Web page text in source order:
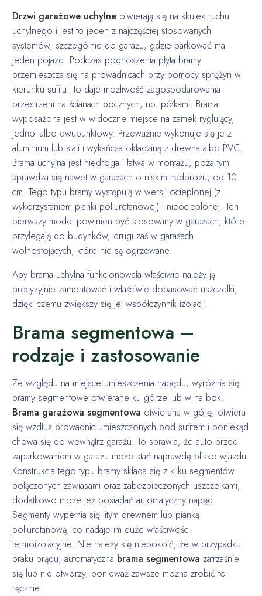
Drzwi garażowe uchylne otwierają się na skutek ruchu
uchylnego i jest to jeden z najczęściej stosowanych
systemów, szczególnie do garażu, gdzie parkować ma
jeden pojazd. Podczas podnoszenia płyta bramy
przemieszcza się na prowadnicach przy pomocy sprężyn w
kierunku sufitu. To daje możliwość zagospodarowania
przestrzeni na ścianach bocznych, np. półkami. Brama
wyposażona jest w widoczne miejsce na zamek ryglujący,
jedno- albo dwupunktowy. Przeważnie wykonuje się je z
aluminium lub stali i wykańcza okładziną z drewna albo PVC.
Brama uchylna jest niedroga i łatwa w montażu, poza tym
sprawdza się nawet w garażach o niskim nadprożu, od 10
cm. Tego typu bramy występują w wersji ocieplonej (z
wykorzystaniem pianki poliuretanowej) i nieocieplonej. Ten
pierwszy model powinien być stosowany w garażach, które
przylegają do budynków, drugi zaś w garażach
wolnostojących, które nie są ogrzewane.
Aby brama uchylna funkcjonowała właściwie należy ją
precyzyjnie zamontować i właściwie dopasować uszczelki,
dzięki czemu zwiększy się jej współczynnik izolacji.
Brama segmentowa –
rodzaje i zastosowanie
Ze względu na miejsce umieszczenia napędu, wyróżnia się
bramy segmentowe otwierane ku górze lub w na bok.
Brama garażowa segmentowa otwierana w górę, otwiera
się wzdłuż prowadnic umieszczonych pod sufitem i poniekąd
chowa się do wewnątrz garażu. To sprawia, że auto przed
zaparkowaniem w garażu może stać naprawdę blisko wjazdu.
Konstrukcja tego typu bramy składa się z kilku segmentów
połączonych zawiasami oraz zabezpieczonych uszczelkami,
dodatkowo może też posiadać automatyczny napęd.
Segmenty wypełnia się litym drewnem lub pianką
poliuretanową, co nadaje im duże właściwości
termoizolacyjne. Nie należy się niepokoić, że w przypadku
braku prądu, automatyczna brama segmentowa zatrzaśnie
się lub nie otworzy, ponieważ zawsze można zrobić to
ręcznie.